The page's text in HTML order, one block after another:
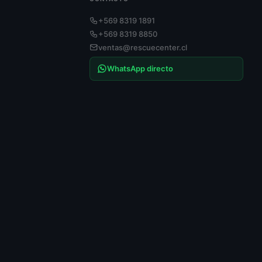
+569 8319 1891
+569 8319 8850
ventas@rescuecenter.cl
WhatsApp directo